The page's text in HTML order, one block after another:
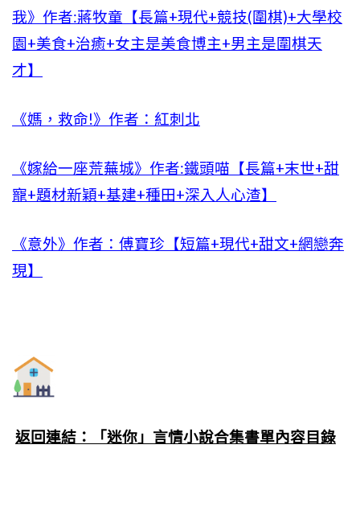
我》作者:蔣牧童【長篇+現代+競技(圍棋)+大學校
園+美食+治癒+女主是美食博主+男主是圍棋天
才】
《媽，救命!》作者：紅刺北
《嫁給一座荒蕪城》作者:鐵頭喵【長篇+末世+甜
寵+題材新穎+基建+種田+深入人心渣】
《意外》作者：傅寶珍【短篇+現代+甜文+網戀奔
現】
返回連結：「迷你」言情小說合集書單內容目錄